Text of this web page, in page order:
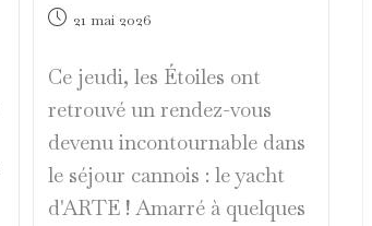
Publication
21 mai 2026
Ce jeudi, les Étoiles ont
retrouvé un rendez-vous
devenu incontournable dans
le séjour cannois : le yacht
d'ARTE ! Amarré à quelques